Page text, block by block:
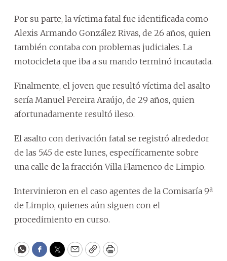
Por su parte, la víctima fatal fue identificada como
Alexis Armando González Rivas, de 26 años, quien
también contaba con problemas judiciales. La
motocicleta que iba a su mando terminó incautada.
Finalmente, el joven que resultó víctima del asalto
sería Manuel Pereira Araújo, de 29 años, quien
afortunadamente resultó ileso.
El asalto con derivación fatal se registró alrededor
de las 5:45 de este lunes, específicamente sobre
una calle de la fracción Villa Flamenco de Limpio.
Intervinieron en el caso agentes de la Comisaría 9ª
de Limpio, quienes aún siguen con el
procedimiento en curso.
WhatsApp
Facebook
Twitter
EmailCopyPrint